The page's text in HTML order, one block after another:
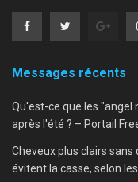
Messages récents
Qu'est-ce que les "angel
après l'été ? – Portail
Cheveux plus clairs
évitent la casse, selon